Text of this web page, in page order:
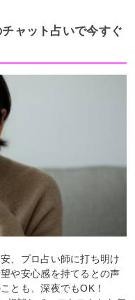
ャット占いで今すぐ
、プロ占い師に打ち明け
や安心感を持てるとの声
とも、深夜でもOK！